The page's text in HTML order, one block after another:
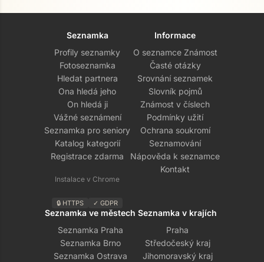
Seznamka
Profily seznamky
Fotoseznamka
Hledat partnera
Ona hledá jeho
On hledá ji
Vážné seznámení
Seznamka pro seniory
Katalog kategorií
Registrace zdarma
Instalace v Chrome
🔒 HTTPS ✓ GDPR
Informace
O seznamce Známost
Časté otázky
Srovnání seznamek
Slovník pojmů
Známost v číslech
Podmínky užití
Ochrana soukromí
Seznamování
Nápověda k seznamce
Kontakt
Seznamka ve městech
Seznamka Praha
Seznamka Brno
Seznamka Ostrava
Seznamka v krajích
Praha
Středočeský kraj
Jihomoravský kraj